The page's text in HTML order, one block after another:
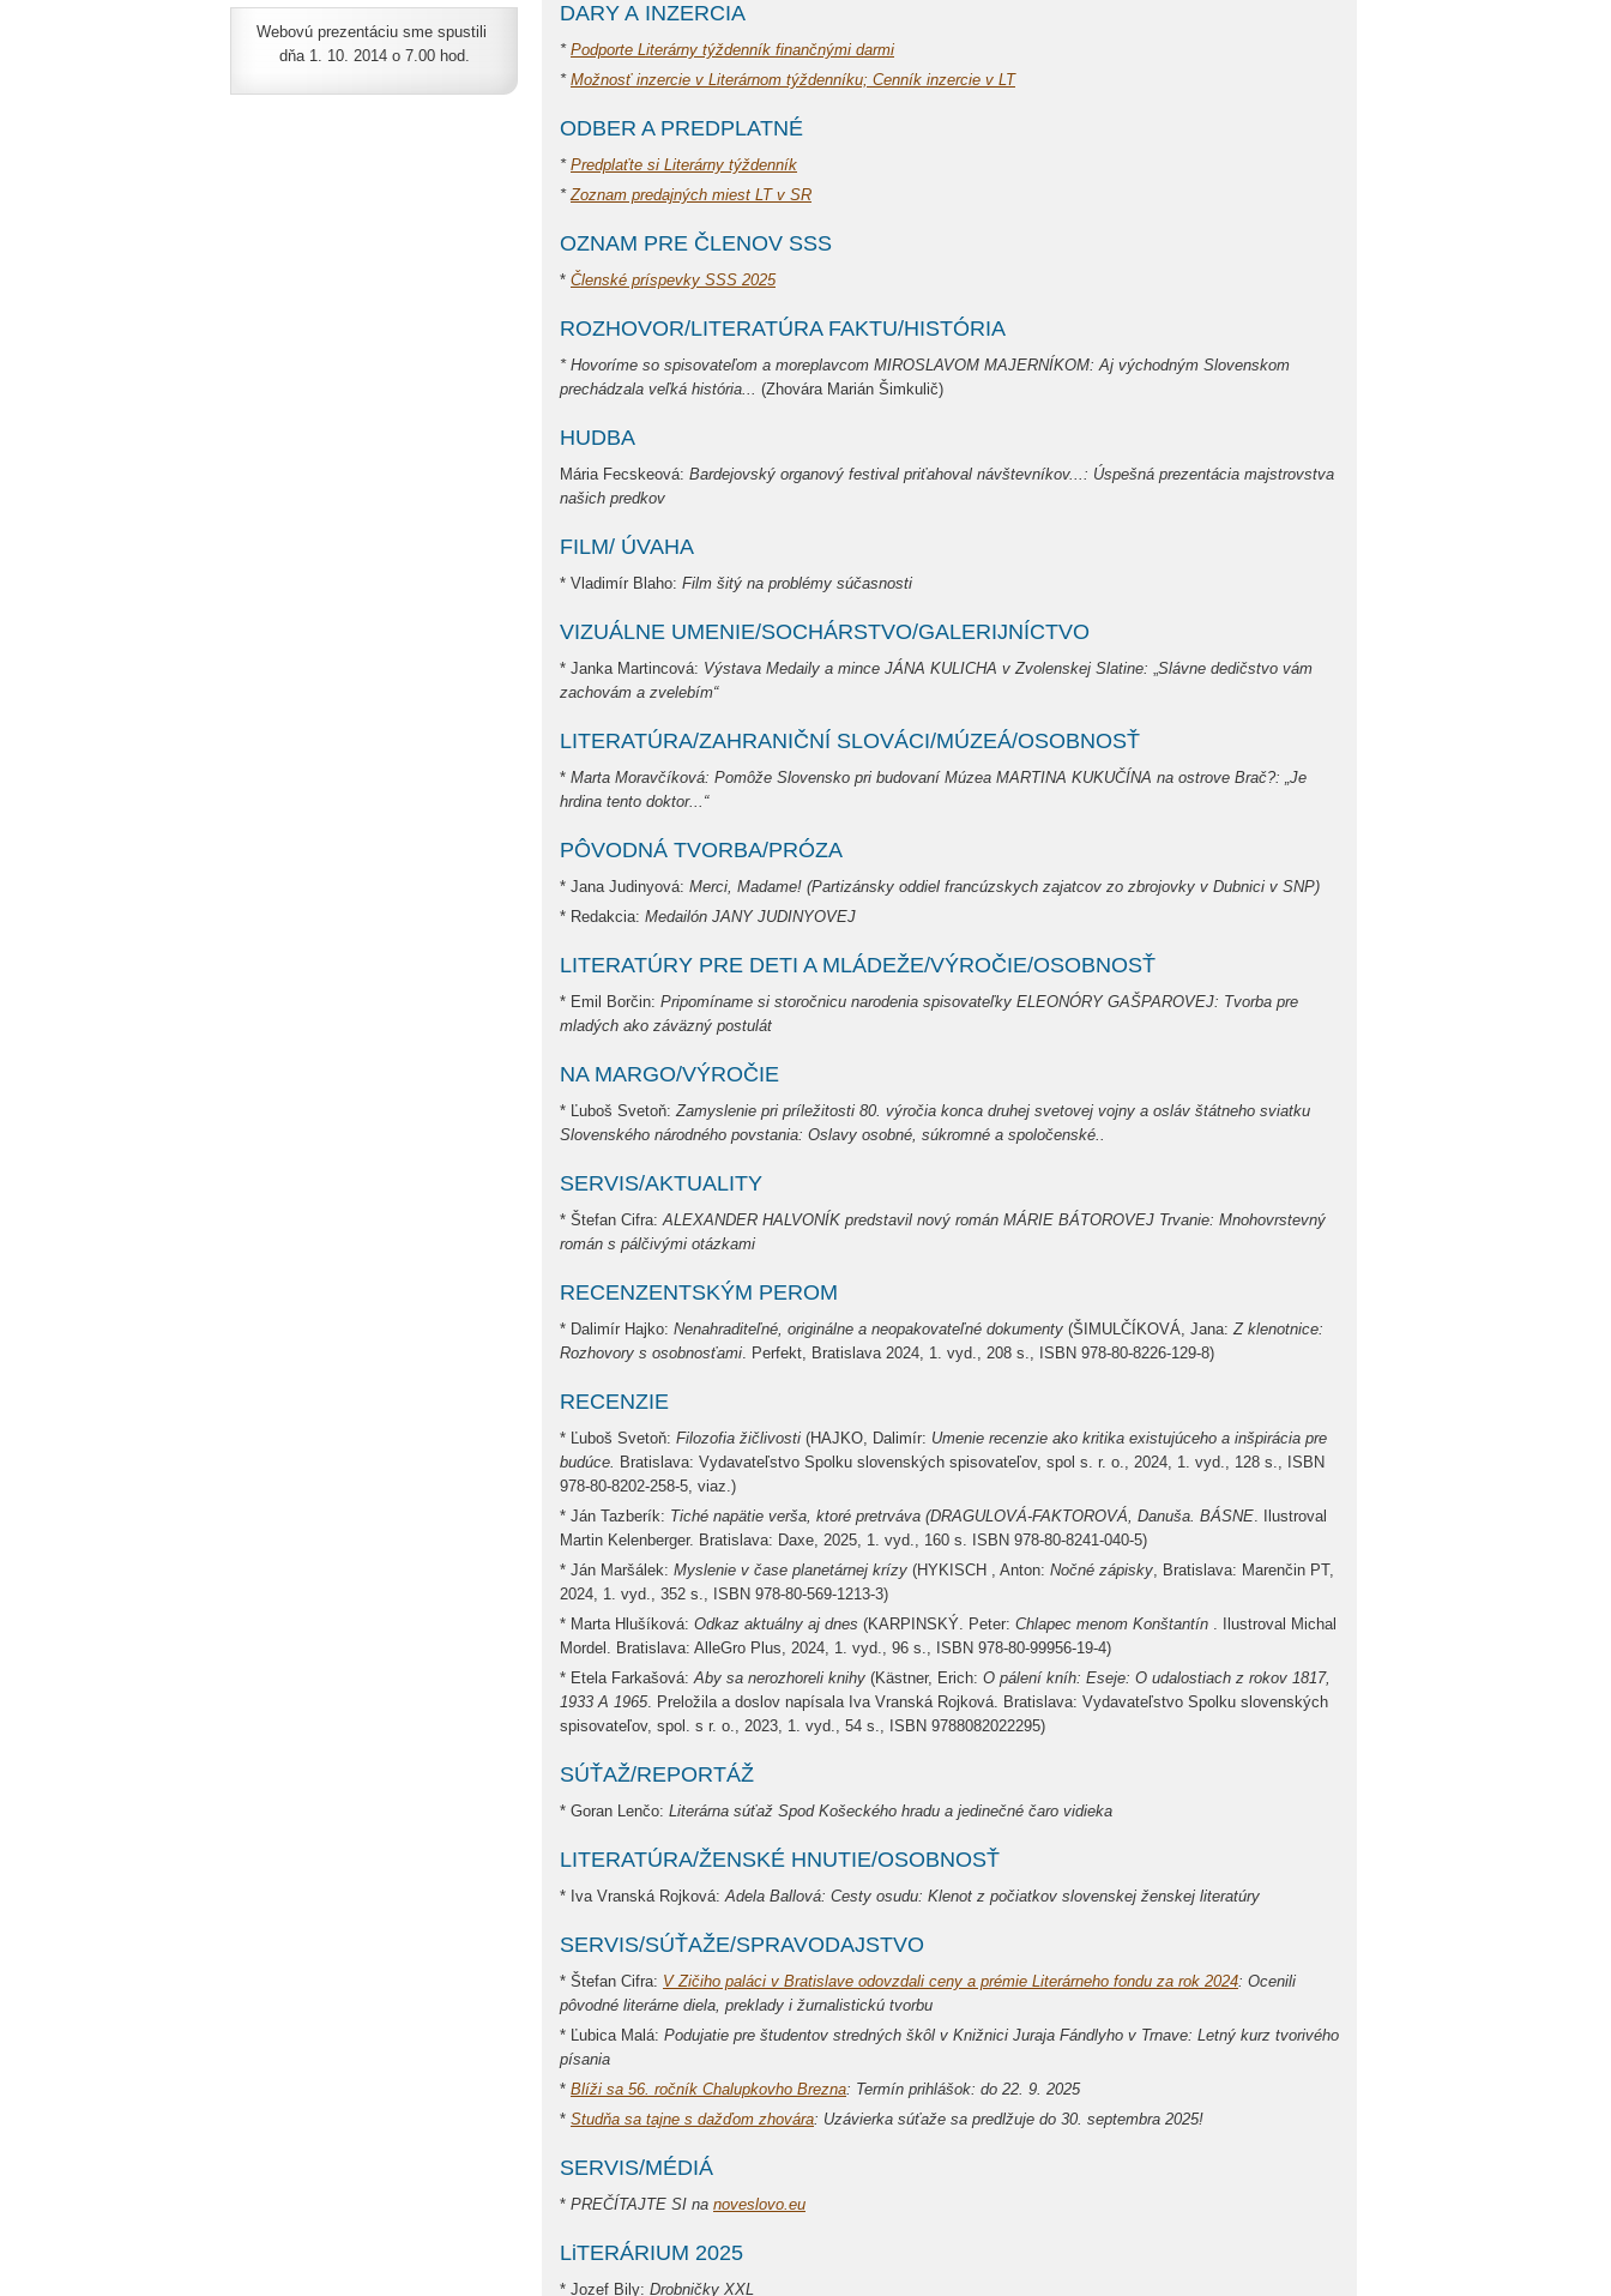
DARY A INZERCIA
* Podporte Literárny týždenník finančnými darmi
* Možnosť inzercie v Literárnom týždenníku; Cenník inzercie v LT
ODBER A PREDPLATNÉ
* Predplaťte si Literárny týždenník
*Zoznam predajných miest LT v SR
OZNAM PRE ČLENOV SSS
* Členské príspevky SSS 2025
ROZHOVOR/LITERATÚRA FAKTU/HISTÓRIA
* Hovoríme so spisovateľom a moreplavcom MIROSLAVOM MAJERNÍKOM: Aj východným Slovenskom
prechádzala veľká história... (Zhovára Marián Šimkulič)
HUDBA
Mária Fecskeová: Bardejovský organový festival priťahoval návštevníkov...: Úspešná prezentácia majstrovstva
našich predkov
FILM/ ÚVAHA
* Vladimír Blaho: Film šitý na problémy súčasnosti
VIZUÁLNE UMENIE/SOCHÁRSTVO/GALERIJNÍCTVO
* Janka Martincová: Výstava Medaily a mince JÁNA KULICHA v Zvolenskej Slatine: „Slávne dedičstvo vám
zachovám a zvelebím“
LITERATÚRA/ZAHRANIČNÍ SLOVÁCI/MÚZEÁ/OSOBNOSŤ
* Marta Moravčíková: Pomôže Slovensko pri budovaní Múzea MARTINA KUKUČÍNA na ostrove Brač?: „Je
hrdina tento doktor...“
PÔVODNÁ TVORBA/PRÓZA
* Jana Judinyová: Merci, Madame! (Partizánsky oddiel francúzskych zajatcov zo zbrojovky v Dubnici v SNP)
* Redakcia: Medailón JANY JUDINYOVEJ
LITERATÚRY PRE DETI A MLÁDEŽE/VÝROČIE/OSOBNOSŤ
* Emil Borčin: Pripomíname si storočnicu narodenia spisovateľky ELEONÓRY GAŠPAROVEJ: Tvorba pre
mladých ako záväzný postulát
NA MARGO/VÝROČIE
* Ľuboš Svetoň:Zamyslenie pri príležitosti 80. výročia konca druhej svetovej vojny a osláv štátneho sviatku
Slovenského národného povstania: Oslavy osobné, súkromné a spoločenské..
SERVIS/AKTUALITY
* Štefan Cifra: ALEXANDER HALVONÍK predstavil nový román MÁRIE BÁTOROVEJ Trvanie: Mnohovrstevný
román s pálčivými otázkami
RECENZENTSKÝM PEROM
* Dalimír Hajko: Nenahraditeľné, originálne a neopakovateľné dokumenty (ŠIMULČÍKOVÁ, Jana: Z klenotnice:
Rozhovory s osobnosťami. Perfekt, Bratislava 2024, 1. vyd., 208 s., ISBN 978-80-8226-129-8)
RECENZIE
* Ľuboš Svetoň: Filozofia žičlivosti (HAJKO, Dalimír: Umenie recenzie ako kritika existujúceho a inšpirácia pre
budúce. Bratislava: Vydavateľstvo Spolku slovenských spisovateľov, spol s. r. o., 2024, 1. vyd., 128 s., ISBN
978-80-8202-258-5, viaz.)
* Ján Tazberík: Tiché napätie verša, ktoré pretrváva (DRAGULOVÁ-FAKTOROVÁ, Danuša. BÁSNE. Ilustroval
Martin Kelenberger. Bratislava: Daxe, 2025, 1. vyd., 160 s. ISBN 978-80-8241-040-5)
* Ján Maršálek: Myslenie v čase planetárnej krízy (HYKISCH , Anton: Nočné zápisky, Bratislava: Marenčin PT,
2024, 1. vyd., 352 s., ISBN 978-80-569-1213-3)
* Marta Hlušíková: Odkaz aktuálny aj dnes (KARPINSKÝ. Peter: Chlapec menom Konštantín . Ilustroval Michal
Mordel. Bratislava: AlleGro Plus, 2024, 1. vyd., 96 s., ISBN 978-80-99956-19-4)
* Etela Farkašová:Aby sa nerozhoreli knihy (Kästner, Erich: O pálení kníh: Eseje: O udalostiach z rokov 1817,
1933 A 1965. Preložila a doslov napísala Iva Vranská Rojková. Bratislava: Vydavateľstvo Spolku slovenských
spisovateľov, spol. s r. o., 2023, 1. vyd., 54 s., ISBN 9788082022295)
SÚŤAŽ/REPORTÁŽ
* Goran Lenčo: Literárna súťaž Spod Košeckého hradu a jedinečné čaro vidieka
LITERATÚRA/ŽENSKÉ HNUTIE/OSOBNOSŤ
* Iva Vranská Rojková: Adela Ballová: Cesty osudu: Klenot z počiatkov slovenskej ženskej literatúry
SERVIS/SÚŤAŽE/SPRAVODAJSTVO
* Štefan Cifra: V Zičiho paláci v Bratislave odovzdali ceny a prémie Literárneho fondu za rok 2024: Ocenili
pôvodné literárne diela, preklady i žurnalistickú tvorbu
* Ľubica Malá: Podujatie pre študentov stredných škôl v Knižnici Juraja Fándlyho v Trnave: Letný kurz tvorivého
písania
* Blíži sa 56. ročník Chalupkovho Brezna: Termín prihlášok: do 22. 9. 2025
* Studňa sa tajne s dažďom zhovára: Uzávierka súťaže sa predlžuje do 30. septembra 2025!
SERVIS/MÉDIÁ
* PREČÍTAJTE SI na noveslovo.eu
LiTERÁRIUM 2025
* Jozef Bily: Drobničky XXL
Webovú prezentáciu sme spustili
dňa 1. 10. 2014 o 7.00 hod.